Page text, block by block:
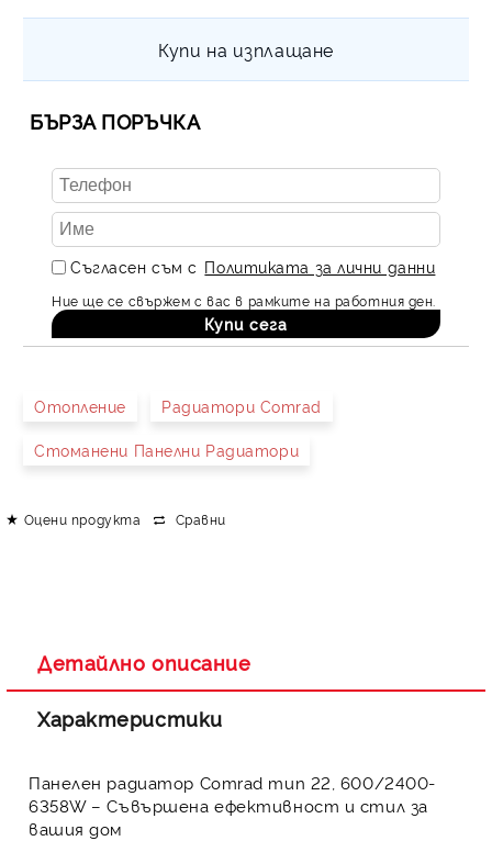
Купи на изплащане
БЪРЗА ПОРЪЧКА
Съгласен съм с Политиката за лични данни
Ние ще се свържем с вас в рамките на работния ден.
Отопление Радиатори Comrad
Стоманени Панелни Радиатори
Оцени продукта Сравни
Детайлно описание
Характеристики
Панелен радиатор Comrad тип 22, 600/2400-
6358W – Съвършена ефективност и стил за
вашия дом